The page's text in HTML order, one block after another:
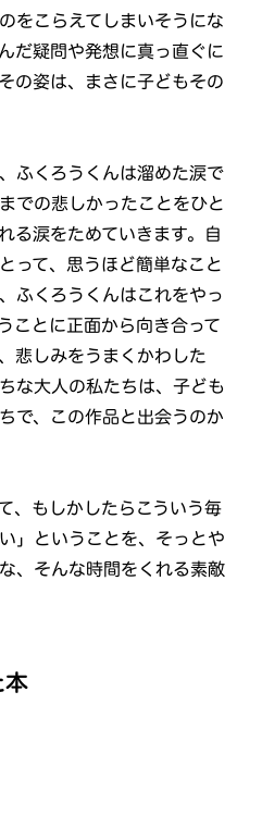
をこらえてしまいそうにな
だ疑問や発想に真っ直ぐに
の姿は、まさに子どもその
ふくろうくんは溜めた涙で
での悲しかったことをひと
る涙をためていきます。自
って、思うほど簡単なこと
ふくろうくんはこれをやっ
ことに正面から向き合って
悲しみをうまくかわした
な大人の私たちは、子ども
で、この作品と出会うのか
、もしかしたらこういう毎
」ということを、そっとや
、そんな時間をくれる素敵
本